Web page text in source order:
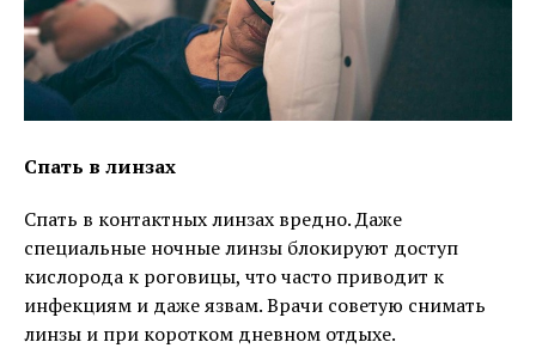
Спать в линзах
Спать в контактных линзах вредно. Даже
специальные ночные линзы блокируют доступ
кислорода к роговицы, что часто приводит к
инфекциям и даже язвам. Врачи советую снимать
линзы и при коротком дневном отдыхе.